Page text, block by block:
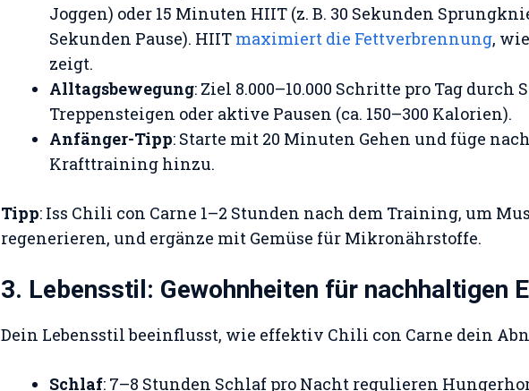
Joggen) oder 15 Minuten HIIT (z. B. 30 Sekunden
Sekunden Pause). HIIT maximiert die Fettverbrennung, wie
zeigt.
Alltagsbewegung: Ziel 8.000–10.000 Schritte pro Tag durch
Treppensteigen oder aktive Pausen (ca. 150–300 Kalorien).
Anfänger-Tipp: Starte mit 20 Minuten Gehen und füge
Krafttraining hinzu.
Tipp: Iss Chili con Carne 1–2 Stunden nach dem Training, um
regenerieren, und ergänze mit Gemüse für Mikronährstoffe.
3. Lebensstil: Gewohnheiten für nachhaltigen
Dein Lebensstil beeinflusst, wie effektiv Chili con Carne dein
Schlaf: 7–8 Stunden Schlaf pro Nacht regulieren